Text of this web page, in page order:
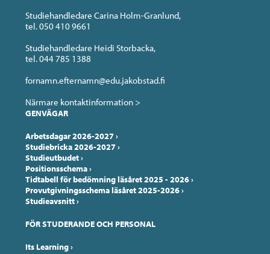
Studiehandledare Carina Holm-Granlund,
tel. 050 410 9661
Studiehandledare Heidi Storbacka,
tel. 044 785 1388
fornamn.efternamn@edu.jakobstad.fi
Närmare kontaktinformation >
GENVÄGAR
Arbetsdagar 2026-2027›
Studiebricka 2026-2027›
Studieutbudet›
Positionsschema›
Tidtabell för bedömning läsåret 2025 - 2026›
Provutgivningsschema läsåret 2025-2026›
Studieavsnitt›
FÖR STUDERANDE OCH PERSONAL
Its Learning›